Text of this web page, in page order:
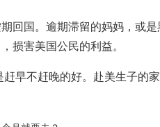
回国。逾期滞留的妈妈，或
损害美国公民的利益。
早不赶晚的好。赴美生子的